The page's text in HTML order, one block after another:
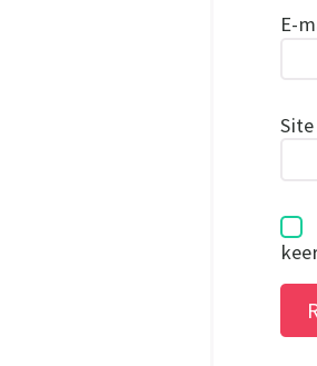
E-
Site